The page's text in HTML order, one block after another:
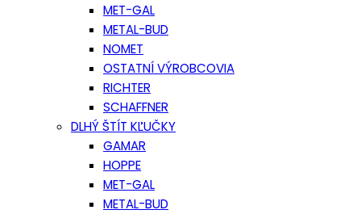
MET-GAL
METAL-BUD
NOMET
OSTATNÍ VÝROBCOVIA
RICHTER
SCHAFFNER
DLHÝ ŠTÍT KĽUČKY
GAMAR
HOPPE
MET-GAL
METAL-BUD